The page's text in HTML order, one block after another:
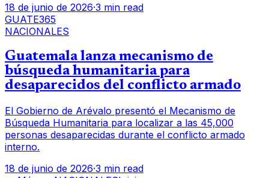
18 de junio de 2026·3 min read
GUATE365
NACIONALES
Guatemala lanza mecanismo de
búsqueda humanitaria para
desaparecidos del conflicto armado
El Gobierno de Arévalo presentó el Mecanismo de
Búsqueda Humanitaria para localizar a las 45,000
personas desaparecidas durante el conflicto armado
interno.
18 de junio de 2026·3 min read